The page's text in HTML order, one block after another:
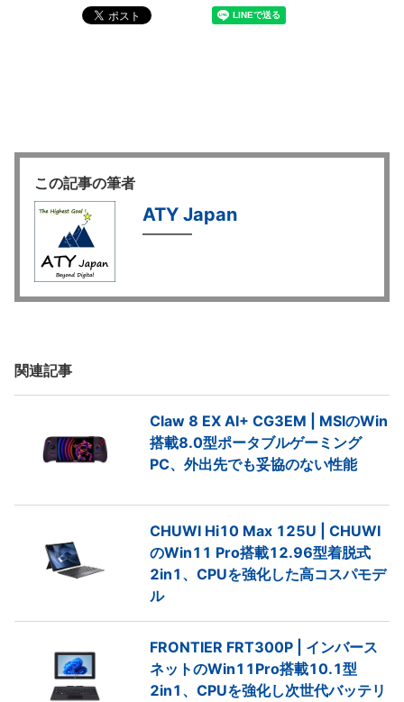
この記事の筆者
ATY Japan
関連記事
Claw 8 EX AI+ CG3EM | MSIのWin
搭載8.0型ポータブルゲーミング
PC、外出先でも妥協のない性能
CHUWI Hi10 Max 125U | CHUWI
のWin11 Pro搭載12.96型着脱式
2in1、CPUを強化した高コスパモデ
ル
FRONTIER FRT300P | インバース
ネットのWin11Pro搭載10.1型
2in1、CPUを強化し次世代バッテリ